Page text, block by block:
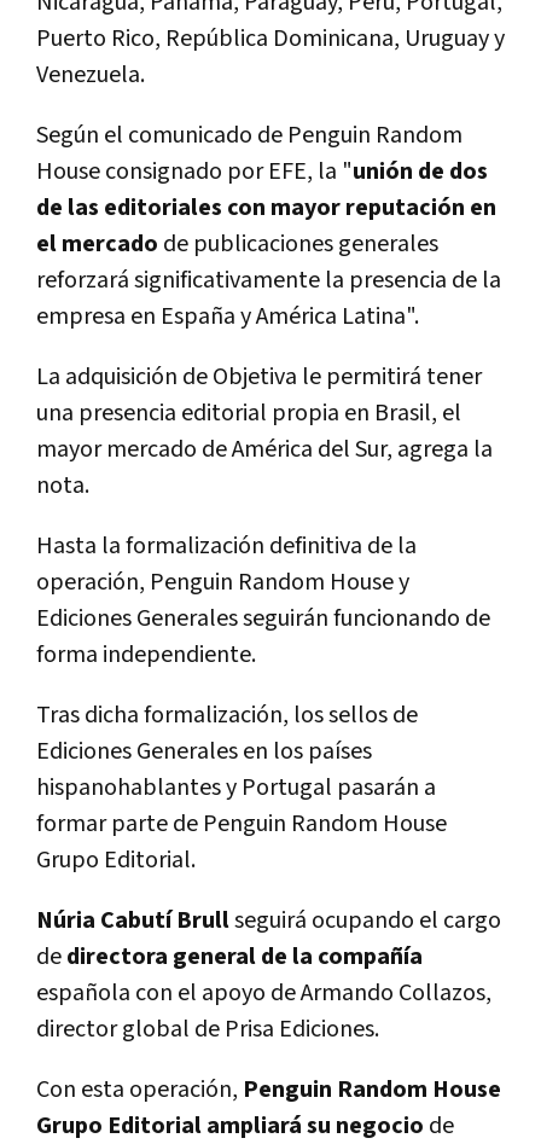
Puerto Rico, República Dominicana, Uruguay y
Venezuela.
Según el comunicado de Penguin Random
House consignado por EFE, la "unión de dos
de las editoriales con mayor reputación en
el mercado de publicaciones generales
reforzará significativamente la presencia de la
empresa en España y América Latina".
La adquisición de Objetiva le permitirá tener
una presencia editorial propia en Brasil, el
mayor mercado de América del Sur, agrega la
nota.
Hasta la formalización definitiva de la
operación, Penguin Random House y
Ediciones Generales seguirán funcionando de
forma independiente.
Tras dicha formalización, los sellos de
Ediciones Generales en los países
hispanohablantes y Portugal pasarán a
formar parte de Penguin Random House
Grupo Editorial.
Núria Cabutí Brullseguirá ocupando el cargo
dedirectora general de la compañía
española con el apoyo de Armando Collazos,
director global de Prisa Ediciones.
Con esta operación, Penguin Random House
Grupo Editorial ampliará su negocio de